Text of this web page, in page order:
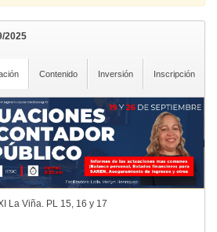
2025
Contenido Inversión Inscripción
La Viña. PL 15, 16 y 17